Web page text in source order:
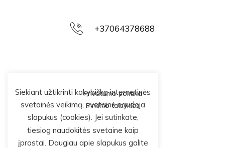
+37064378688
Privatumo politika
Pirkimo taisyklės
Siekiant užtikrinti kokybišką internetinės
svetainės veikimą, svetainė naudoja
slapukus (cookies). Jei sutinkate,
tiesiog naudokitės svetaine kaip
įprastai. Daugiau apie slapukus galite